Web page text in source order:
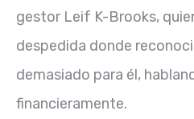
gestor Leif K-Brooks,
despedida donde
demasiado para él,
financieramente.